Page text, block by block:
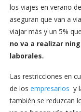
los viajes en verano
aseguran que van a
viajar más y un 5%
no va a realizar
laborales.
Las restricciones en
de los empresarios y
también se reduzcan